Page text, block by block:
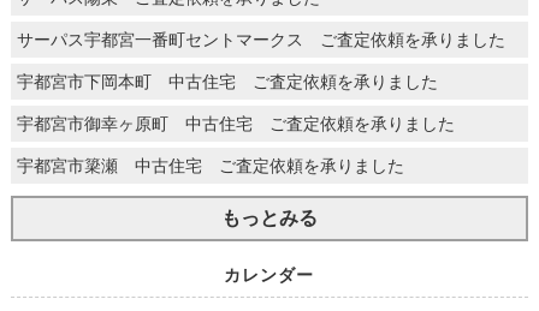
サーパス宇都宮一番町セントマークス ご査定依頼を承りました
宇都宮市下岡本町 中古住宅 ご査定依頼を承りました
宇都宮市御幸ヶ原町 中古住宅 ご査定依頼を承りました
宇都宮市簗瀬 中古住宅 ご査定依頼を承りました
もっとみる
カレンダー